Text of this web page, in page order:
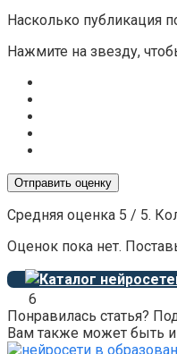
Насколько публикация
Нажмите на звезду,
Отправить оценку
Средняя оценка 5 / 5.
Оценок пока нет.
6
Понравилась статья?
Вам также может быть